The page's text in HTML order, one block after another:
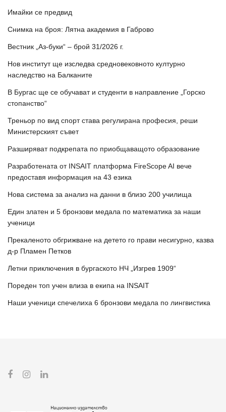
Имайки се предвид
Снимка на броя: Лятна академия в Габрово
Вестник „Аз-буки“ – брой 31/2026 г.
Нов институт ще изследва средновековното културно
наследство на Балканите
В Бургас ще се обучават и студенти в направление „Горско
стопанство“
Треньор по вид спорт става регулирана професия, реши
Министерският съвет
Разширяват подкрепата по приобщаващото образование
Разработената от INSAIT платформа FireScope AI вече
предоставя информация на 43 езика
Нова система за анализ на данни в близо 200 училища
Един златен и 5 бронзови медала по математика за наши
ученици
Прекаленото обгрижване на детето го прави несигурно, казва
д-р Пламен Петков
Летни приключения в бургаското НЧ „Изгрев 1909“
Пореден топ учен влиза в екипа на INSAIT
Наши ученици спечелиха 6 бронзови медала по лингвистика